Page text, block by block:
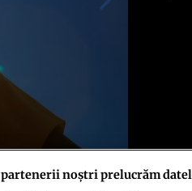
noștri prelucrăm